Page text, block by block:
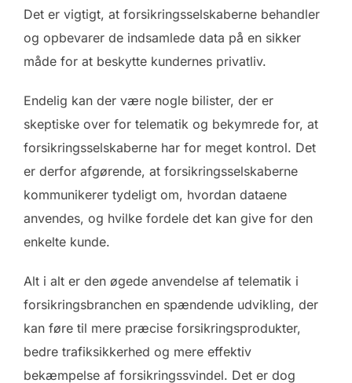
Det er vigtigt, at forsikringsselskaberne behandler
og opbevarer de indsamlede data på en sikker
måde for at beskytte kundernes privatliv.
Endelig kan der være nogle bilister, der er
skeptiske over for telematik og bekymrede for, at
forsikringsselskaberne har for meget kontrol. Det
er derfor afgørende, at forsikringsselskaberne
kommunikerer tydeligt om, hvordan dataene
anvendes, og hvilke fordele det kan give for den
enkelte kunde.
Alt i alt er den øgede anvendelse af telematik i
forsikringsbranchen en spændende udvikling, der
kan føre til mere præcise forsikringsprodukter,
bedre trafiksikkerhed og mere effektiv
bekæmpelse af forsikringssvindel. Det er dog